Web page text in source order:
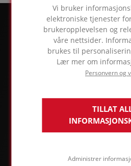
Vi bruker
elektroniske tjenester
brukeropplevelsen og
våre nettsider.
brukes til
Lær mer om
Personvern og
TILLAT
Administrer
OM FOAMGLAS®
Bruksområder og